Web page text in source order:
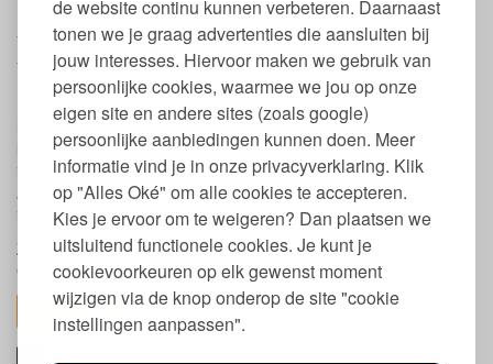
de website continu kunnen verbeteren. Daarnaast
tonen we je graag advertenties die aansluiten bij
jouw interesses. Hiervoor maken we gebruik van
persoonlijke cookies, waarmee we jou op onze
eigen site en andere sites (zoals google)
persoonlijke aanbiedingen kunnen doen. Meer
informatie vind je in onze privacyverklaring. Klik
op "Alles Oké" om alle cookies te accepteren.
Kies je ervoor om te weigeren? Dan plaatsen we
uitsluitend functionele cookies. Je kunt je
cookievoorkeuren op elk gewenst moment
wijzigen via de knop onderop de site "cookie
instellingen aanpassen".
Werking Calendula Billenbalsem van
Weleda
De billenbalsem van Weleda beschermt de schrale en gevoelige
huid van de rode billetjes van je baby of kind door een laagje te
leggen tussen de kapotte huid en ontlasting. Onze eigen ervaring
is dat rode billetjes en luieruitslag 's ochtends verdwenen waren
als we de rode billetjes van ons dochtertje voor het slapen gaan
insmeerden met de billenbalsem van Weleda.
Zodra de huid weer hersteld is, kun je weer overstappen op de
Calendula Bodycrème van Weleda voor dagelijks gebruik.
toon alles